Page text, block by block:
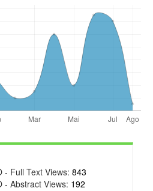
- Full Text Views: 843
- Abstract Views: 192